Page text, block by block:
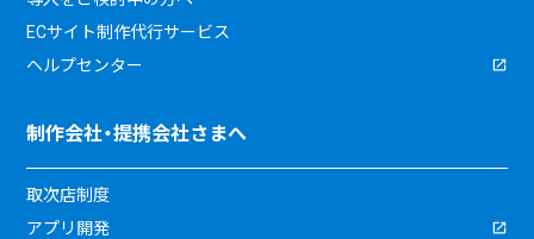
ECサイト制作代行サービス
ヘルプセンター
制作会社・提携会社さまへ
取次店制度
アプリ開発